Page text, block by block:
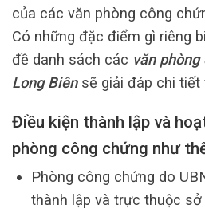
của các văn phòng công
Có những đặc điểm gì riêng
đề danh sách các văn
Long Biên sẽ giải đáp chi tiết
Điều kiện thành lập và
phòng công chứng như
Phòng công chứng do
thành lập và trực thuộc sở